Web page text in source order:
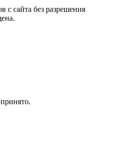
с сайта без разрешения